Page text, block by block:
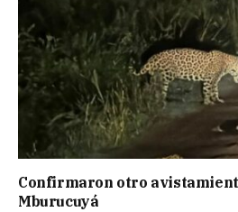
Confirmaron otro
Mburucuyá